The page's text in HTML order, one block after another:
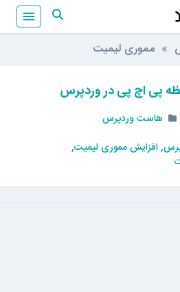
» مموری لیمیت
پی اچ پی در وردپرس
هاست وردپرس
افزایش مموری لیمیت